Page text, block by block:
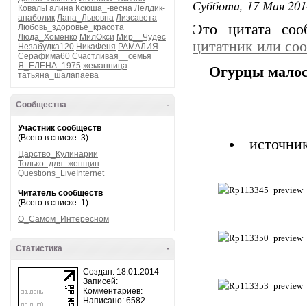
КовальГалина Ксюша_-весна Лёлдик-
анаболик Лана_Львовна Лизсавета
Любовь_здоровье_красота
Люда_Хоменко МилОкси Мир__Чудес
Незабудка120 НикаФеня РАМАЛИЯ
Серафима60 Счастливая__семья
Я_ЕЛЕНА_1975 жеманница
татьяна_шалапаева
-
Сообщества
Участник сообществ
(Всего в списке: 3)
Царство_Кулинарии
Только_для_женщин
Questions_LiveInternet
Читатель сообществ
(Всего в списке: 1)
О_Самом_Интересном
-
Статистика
Создан: 18.01.2014
Записей:
Комментариев:
Написано: 6582
Суббота, 17 Мая
Это цитата
цитатник или
Огурцы